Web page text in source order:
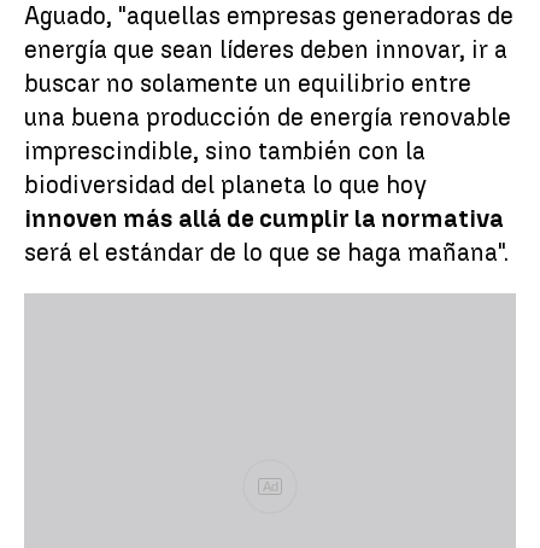
Aguado, "aquellas empresas generadoras de
energía que sean líderes deben innovar, ir a
buscar no solamente un equilibrio entre
una buena producción de energía renovable
imprescindible, sino también con la
biodiversidad del planeta lo que hoy
innoven más allá de cumplir la normativa
será el estándar de lo que se haga mañana".
Ad